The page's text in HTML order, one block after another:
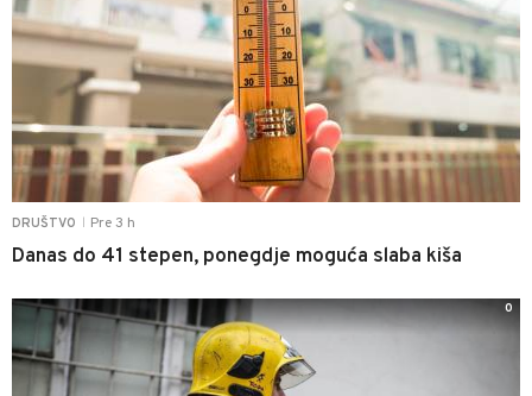
DRUŠTVO Pre 3 h
Danas do 41 stepen, ponegdje moguća slaba kiša
0